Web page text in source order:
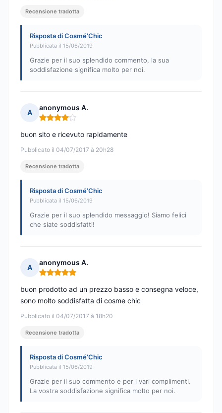
Recensione tradotta
Risposta di Cosmé’Chic
Pubblicata il 15/06/2019
Grazie per il suo splendido commento, la sua
soddisfazione significa molto per noi.
A
anonymous A.
Nota: 4 su 5
Pubblicato il 04/07/2017 à 20h28
buon sito e ricevuto rapidamente
Recensione tradotta
Risposta di Cosmé’Chic
Pubblicata il 15/06/2019
Grazie per il suo splendido messaggio! Siamo felici
che siate soddisfatti!
A
anonymous A.
Nota: 5 su 5
Pubblicato il 04/07/2017 à 18h20
buon prodotto ad un prezzo basso e consegna veloce,
sono molto soddisfatta di cosme chic
Recensione tradotta
Risposta di Cosmé’Chic
Pubblicata il 15/06/2019
Grazie per il suo commento e per i vari complimenti.
La vostra soddisfazione significa molto per noi.